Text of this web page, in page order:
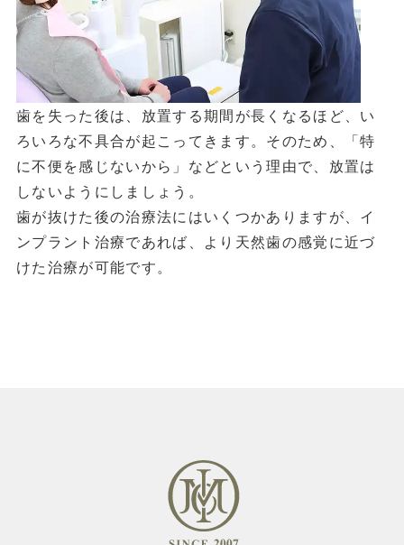
歯を失った後は、放置する期間が長くなるほど、い
ろいろな不具合が起こってきます。そのため、「特
に不便を感じないから」などという理由で、放置は
しないようにしましょう。
歯が抜けた後の治療法にはいくつかありますが、イ
ンプラント治療であれば、より天然歯の感覚に近づ
けた治療が可能です。